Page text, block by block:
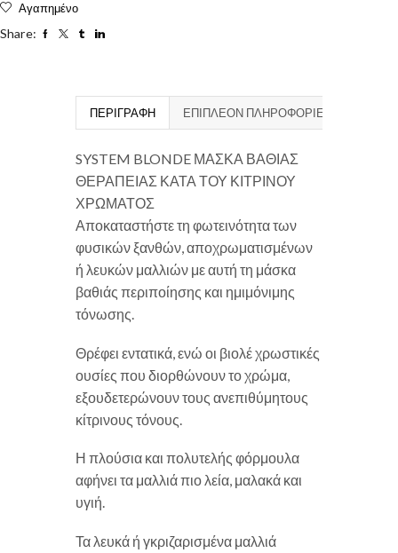
Αγαπημένο
Share:
ΠΕΡΙΓΡΑΦΉ ΕΠΙΠΛΈΟΝ ΠΛΗΡΟΦΟΡΊΕΣ
SYSTEM BLONDE ΜΑΣΚΑ ΒΑΘΙΑΣ
ΘΕΡΑΠΕΙΑΣ ΚΑΤΑ ΤΟΥ ΚΙΤΡΙΝΟΥ
ΧΡΩΜΑΤΟΣ
Αποκαταστήστε τη φωτεινότητα των
φυσικών ξανθών, αποχρωματισμένων
ή λευκών μαλλιών με αυτή τη μάσκα
βαθιάς περιποίησης και ημιμόνιμης
τόνωσης.
Θρέφει εντατικά, ενώ οι βιολέ χρωστικές
ουσίες που διορθώνουν το χρώμα,
εξουδετερώνουν τους ανεπιθύμητους
κίτρινους τόνους.
Η πλούσια και πολυτελής φόρμουλα
αφήνει τα μαλλιά πιο λεία, μαλακά και
υγιή.
Τα λευκά ή γκριζαρισμένα μαλλιά